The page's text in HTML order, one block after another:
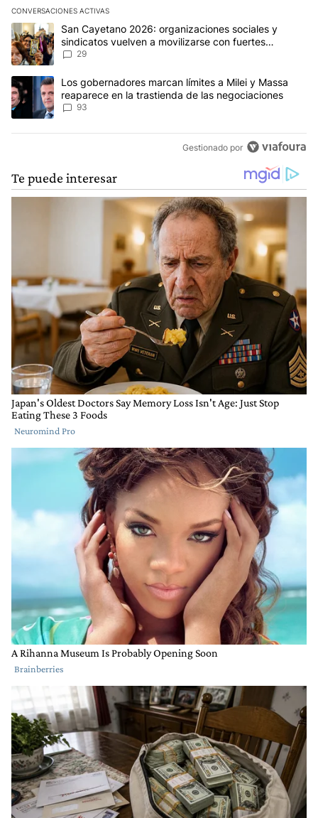
CONVERSACIONES ACTIVAS
Este listado muestra los artículos con más comentarios en los
Un artículo de tendencia con el título "San Cayetano 2026:
San Cayetano 2026: organizaciones sociales y
sindicatos vuelven a movilizarse con fuertes
reclamos al Gobierno
29
Un artículo de tendencia con el título "Los gobernadores
Los gobernadores marcan límites a Milei y Massa
reaparece en la trastienda de las negociaciones
93
Gestionado por